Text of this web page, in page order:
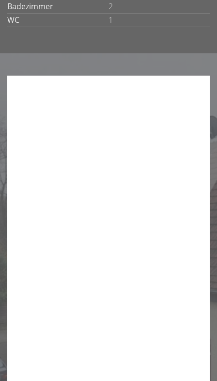
Badezimmer
2
WC
1